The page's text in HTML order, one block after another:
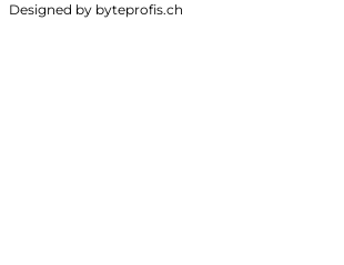
Designed by byteprofis.ch